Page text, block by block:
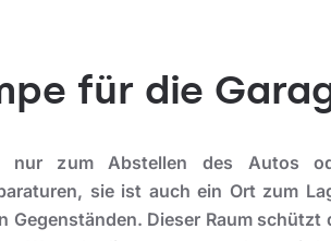
für die
nur zum Abstellen des Autos
sie ist auch ein Ort zum
Gegenständen. Dieser Raum schützt